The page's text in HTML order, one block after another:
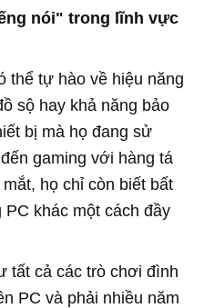
nói" trong lĩnh vực
thể tự hào về hiệu năng
sộ hay khả năng bảo
bị mà họ đang sử
gaming với hàng tá
họ chỉ còn biết bất
khác một cách đầy
tất cả các trò chơi đình
PC và phải nhiều năm